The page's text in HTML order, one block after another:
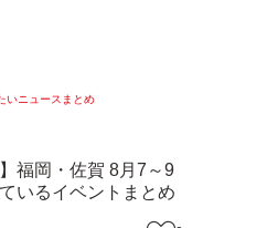
いニュースまとめ
福岡・佐賀 8月7～9
いるイベントまとめ